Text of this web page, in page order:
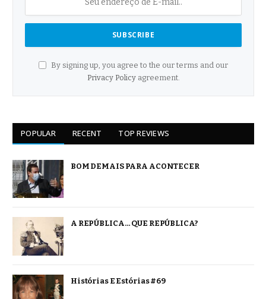
By signing up, you agree to the our terms and our
Privacy Policyagreement.
POPULAR RECENT TOP REVIEWS
BOM DEMAIS PARA ACONTECER
A REPÚBLICA… QUE REPÚBLICA?
Histórias E Estórias #69